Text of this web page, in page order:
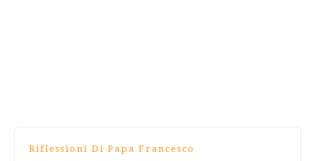
Riflessioni Di Papa Francesco